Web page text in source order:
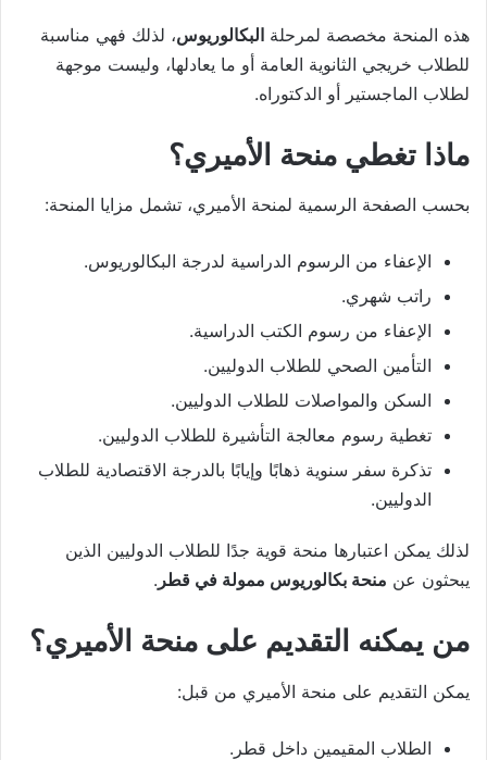
هذه المنحة مخصصة لمرحلة البكالوريوس، لذلك فهي مناسبة
للطلاب خريجي الثانوية العامة أو ما يعادلها، وليست موجهة
لطلاب الماجستير أو الدكتوراه.
ماذا تغطي منحة الأميري؟
بحسب الصفحة الرسمية لمنحة الأميري، تشمل مزايا المنحة:
الإعفاء من الرسوم الدراسية لدرجة البكالوريوس.
راتب شهري.
الإعفاء من رسوم الكتب الدراسية.
التأمين الصحي للطلاب الدوليين.
السكن والمواصلات للطلاب الدوليين.
تغطية رسوم معالجة التأشيرة للطلاب الدوليين.
تذكرة سفر سنوية ذهابًا وإيابًا بالدرجة الاقتصادية للطلاب
الدوليين.
لذلك يمكن اعتبارها منحة قوية جدًا للطلاب الدوليين الذين
يبحثون عن منحة بكالوريوس ممولة في قطر .
من يمكنه التقديم على منحة الأميري؟
يمكن التقديم على منحة الأميري من قبل:
الطلاب المقيمين داخل قطر.